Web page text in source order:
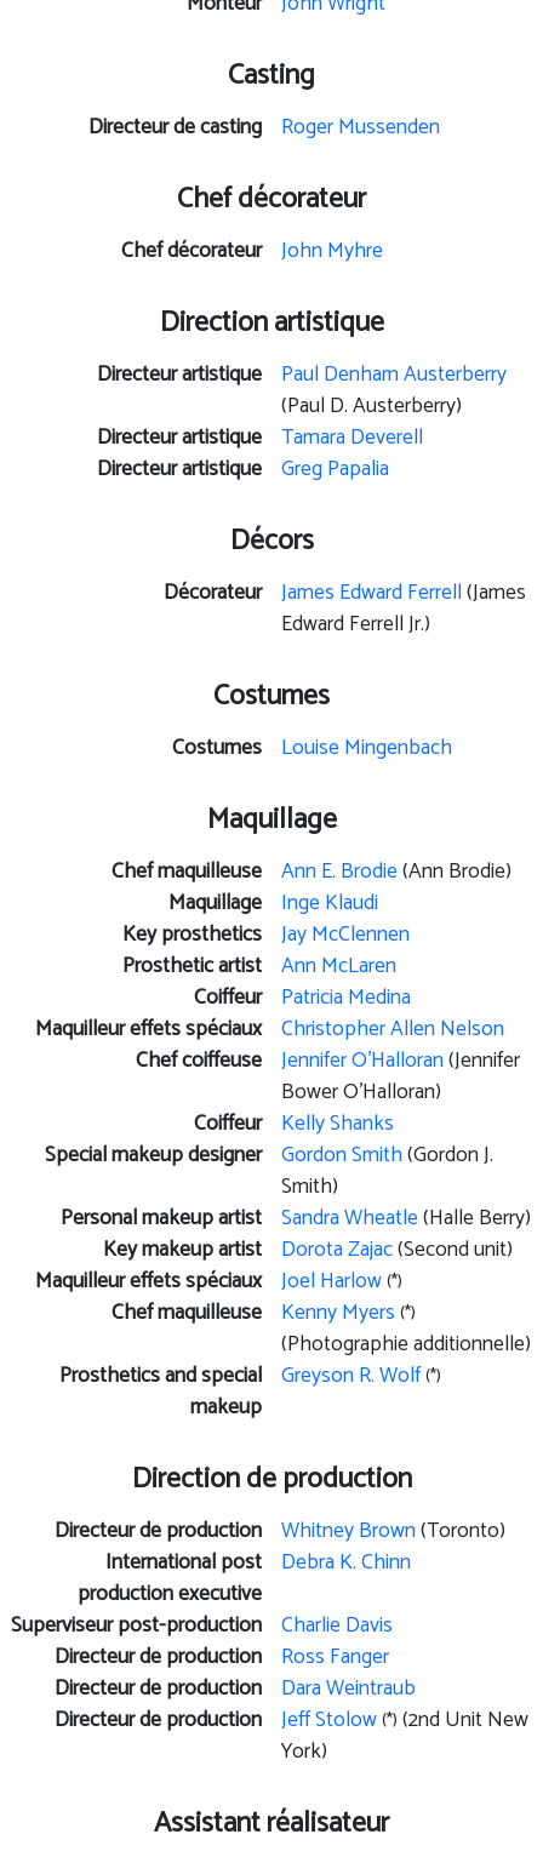
Casting
Directeur de casting Roger Mussenden
Chef décorateur
Chef décorateur John Myhre
Direction artistique
Directeur artistique Paul Denham Austerberry
(Paul D. Austerberry)
Directeur artistique Tamara Deverell
Directeur artistique Greg Papalia
Décors
Décorateur James Edward Ferrell(James
Edward Ferrell Jr.)
Costumes
Costumes Louise Mingenbach
Maquillage
Chef maquilleuse Ann E. Brodie(Ann Brodie)
Maquillage Inge Klaudi
Key prosthetics Jay McClennen
Prosthetic artist Ann McLaren
Coiffeur Patricia Medina
Maquilleur effets spéciaux Christopher Allen Nelson
Chef coiffeuse Jennifer O'Halloran(Jennifer
Bower O'Halloran)
Coiffeur Kelly Shanks
Special makeup designer Gordon Smith(Gordon J.
Smith)
Personal makeup artist Sandra Wheatle(Halle Berry)
Key makeup artist Dorota Zajac(Second unit)
Maquilleur effets spéciaux Joel Harlow(*)
Chef maquilleuse Kenny Myers (*)
(Photographie additionnelle)
Prosthetics and special
makeup
Greyson R. Wolf(*)
Direction de production
Directeur de production Whitney Brown(Toronto)
International post
production executive
Debra K. Chinn
Superviseur post-production Charlie Davis
Directeur de production Ross Fanger
Directeur de production Dara Weintraub
Directeur de production Jeff Stolow(*) (2nd Unit New
York)
Assistant réalisateur